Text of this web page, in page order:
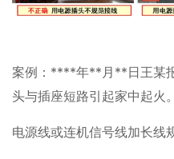
案例：****年**月**日王某
头与插座短路引起家中起火。
电源线或连机信号线加长线